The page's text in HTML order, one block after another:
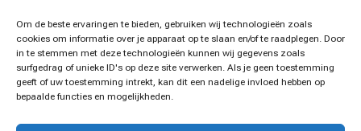
Om de beste ervaringen te bieden, gebruiken wij technologieën zoals
cookies om informatie over je apparaat op te slaan en/of te raadplegen. Door
in te stemmen met deze technologieën kunnen wij gegevens zoals
surfgedrag of unieke ID's op deze site verwerken. Als je geen toestemming
geeft of uw toestemming intrekt, kan dit een nadelige invloed hebben op
bepaalde functies en mogelijkheden.
Leukste pins voor jouw huis!